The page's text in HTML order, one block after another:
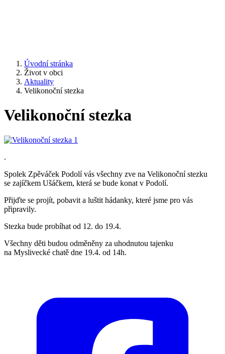
Úvodní stránka
Život v obci
Aktuality
Velikonoční stezka
Velikonoční stezka
.
Spolek Zpěváček Podolí vás všechny zve na Velikonoční stezku
se zajíčkem Ušáčkem, která se bude konat v Podolí.
Přijďte se projít, pobavit a luštit hádanky, které jsme pro vás
připravily.
Stezka bude probíhat od 12. do 19.4.
Všechny děti budou odměněny za uhodnutou tajenku
na Myslivecké chatě dne 19.4. od 14h.